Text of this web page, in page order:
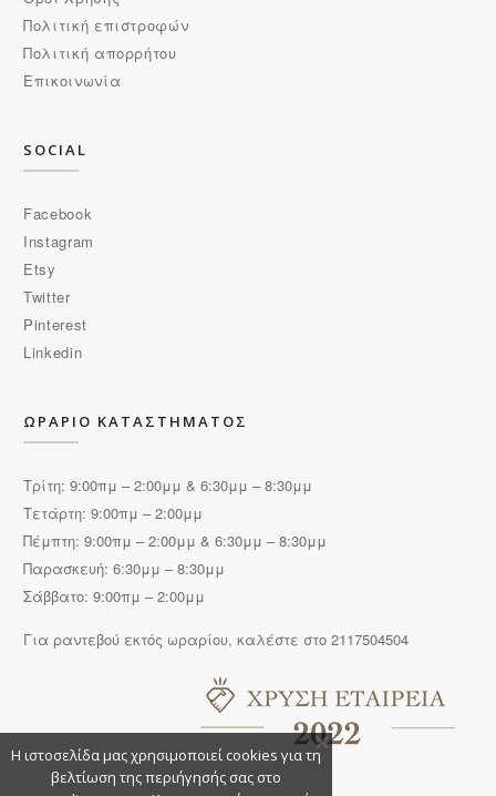
Πολιτική επιστροφών
Πολιτική απορρήτου
Επικοινωνία
SOCIAL
Facebook
Instagram
Etsy
Twitter
Pinterest
Linkedin
ΩΡΑΡΙΟ ΚΑΤΑΣΤΗΜΑΤΟΣ
Τρίτη: 9:00πμ – 2:00μμ & 6:30μμ – 8:30μμ
Τετάρτη: 9:00πμ – 2:00μμ
Πέμπτη: 9:00πμ – 2:00μμ & 6:30μμ – 8:30μμ
Παρασκευή: 6:30μμ – 8:30μμ
Σάββατο: 9:00πμ – 2:00μμ
Για ραντεβού εκτός ωραρίου, καλέστε στο 2117504504
Η ιστοσελίδα μας χρησιμοποιεί cookies για τη
βελτίωση της περιήγησής σας στο